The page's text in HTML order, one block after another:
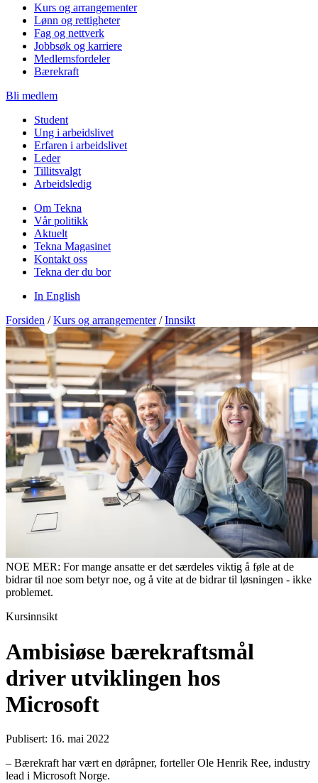
Kurs og arrangementer
Lønn og rettigheter
Fag og nettverk
Jobbsøk og karriere
Medlemsfordeler
Bærekraft
Bli medlem
Student
Ung i arbeidslivet
Erfaren i arbeidslivet
Leder
Tillitsvalgt
Arbeidsledig
Om Tekna
Vår politikk
Aktuelt
Tekna Magasinet
Kontakt oss
Tekna der du bor
In English
Forsiden / Kurs og arrangementer / Innsikt
NOE MER: For mange ansatte er det særdeles viktig å føle at de
bidrar til noe som betyr noe, og å vite at de bidrar til løsningen - ikke
problemet.
Kursinnsikt
Ambisiøse bærekraftsmål
driver utviklingen hos
Microsoft
Publisert: 16. mai 2022
– Bærekraft har vært en døråpner, forteller Ole Henrik Ree, industry
lead i Microsoft Norge.